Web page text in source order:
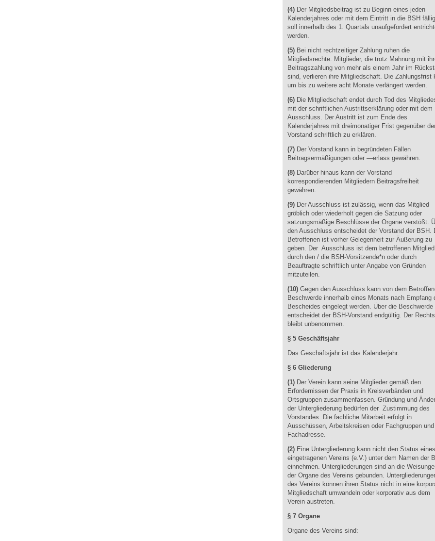
(4) Der Mitgliedsbeitrag ist zu Beginn eines jeden
Kalenderjahres oder mit dem Eintritt in die BSH
soll innerhalb des 1. Quartals unaufgefordert
werden.
(5) Bei nicht rechtzeitiger Zahlung ruhen die
Mitgliedsrechte. Mitglieder, die trotz Mahnung mit
Beitragszahlung von mehr als einem Jahr im
sind, verlieren ihre Mitgliedschaft. Die Zahlungsfrist
um bis zu weitere acht Monate verlängert werden.
(6) Die Mitgliedschaft endet durch Tod des
mit der schriftlichen Austrittserklärung oder mit dem
Ausschluss. Der Austritt ist zum Ende des
Kalenderjahres mit dreimonatiger Frist gegenüber
Vorstand schriftlich zu erklären.
(7) Der Vorstand kann in begründeten Fällen
Beitragsermäßigungen oder —erlass gewähren.
(8) Darüber hinaus kann der Vorstand
korrespondierenden Mitgliedern Beitragsfreiheit
gewähren.
(9) Der Ausschluss ist zulässig, wenn das Mitglied
gröblich oder wiederholt gegen die Satzung oder
satzungsmäßige Beschlüsse der Organe verstößt.
den Ausschluss entscheidet der Vorstand der BSH.
Betroffenen ist vorher Gelegenheit zur Äußerung zu
geben. Der Ausschluss ist dem betroffenen Mitglied
durch den / die BSH-Vorsitzende*n oder durch
Beauftragte schriftlich unter Angabe von Gründen
mitzuteilen.
(10) Gegen den Ausschluss kann von dem
Beschwerde innerhalb eines Monats nach Empfang
Bescheides eingelegt werden. Über die Beschwerde
entscheidet der BSH-Vorstand endgültig. Der
bleibt unbenommen.
§ 5 Geschäftsjahr
Das Geschäftsjahr ist das Kalenderjahr.
§ 6 Gliederung
(1) Der Verein kann seine Mitglieder gemäß den
Erfordernissen der Praxis in Kreisverbänden und
Ortsgruppen zusammenfassen. Gründung und
der Untergliederung bedürfen der Zustimmung des
Vorstandes. Die fachliche Mitarbeit erfolgt in
Ausschüssen, Arbeitskreisen oder Fachgruppen
Fachadresse.
(2) Eine Untergliederung kann nicht den Status eines
eingetragenen Vereins (e.V.) unter dem Namen der
einnehmen. Untergliederungen sind an die
der Organe des Vereins gebunden.
des Vereins können ihren Status nicht in eine
Mitgliedschaft umwandeln oder korporativ aus dem
Verein austreten.
§ 7 Organe
Organe des Vereins sind: